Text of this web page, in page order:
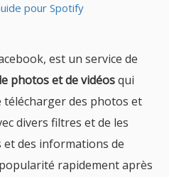
pour Spotify
est un service de
photos et de vidéosqui
des photos et
divers filtres et de les
et des informations de
rapidement après